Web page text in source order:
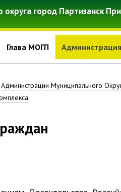
город Партизанск
Глава МОГП Администрация
Администрации Муниципального